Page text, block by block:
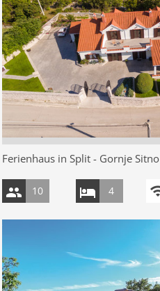
Ferienhaus in Split - Gornje Sitno
10 4